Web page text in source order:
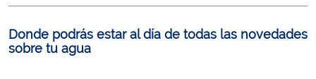
Donde podrás estar al día de todas las novedades
sobre tu agua